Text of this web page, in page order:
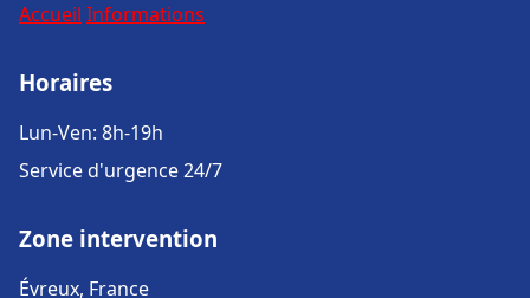
Accueil Informations
Horaires
Lun-Ven: 8h-19h
Service d'urgence 24/7
Zone intervention
Évreux, France